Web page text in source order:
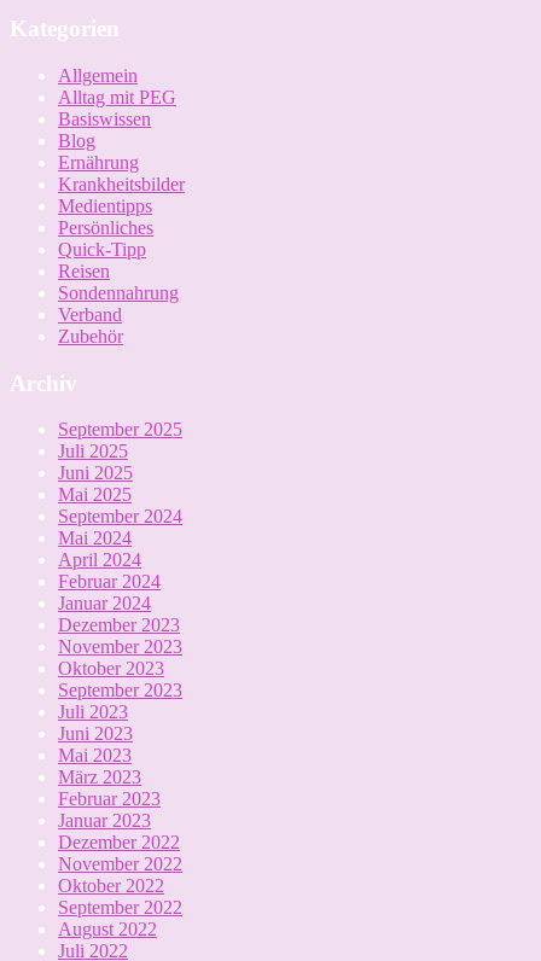
Kategorien
Allgemein
Alltag mit PEG
Basiswissen
Blog
Ernährung
Krankheitsbilder
Medientipps
Persönliches
Quick-Tipp
Reisen
Sondennahrung
Verband
Zubehör
Archiv
September 2025
Juli 2025
Juni 2025
Mai 2025
September 2024
Mai 2024
April 2024
Februar 2024
Januar 2024
Dezember 2023
November 2023
Oktober 2023
September 2023
Juli 2023
Juni 2023
Mai 2023
März 2023
Februar 2023
Januar 2023
Dezember 2022
November 2022
Oktober 2022
September 2022
August 2022
Juli 2022